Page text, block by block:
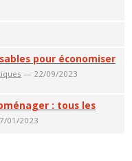
pour économiser
— 22/09/2023
: tous les
01/2023